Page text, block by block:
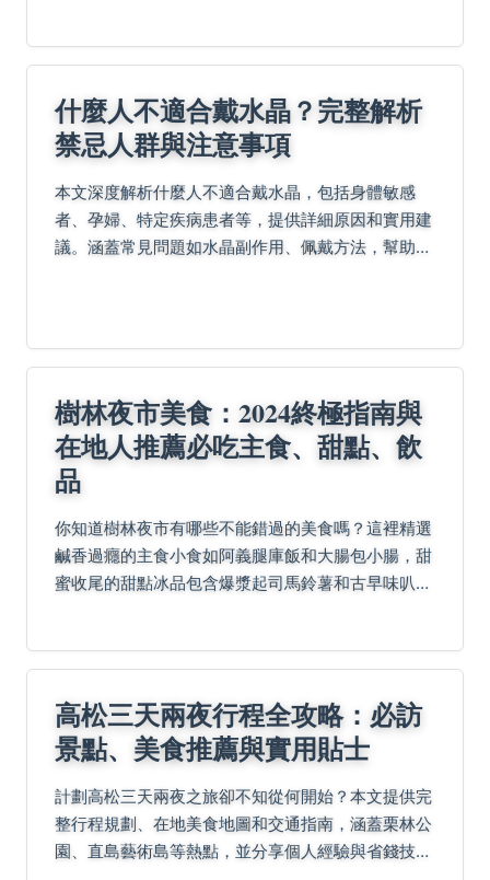
什麼人不適合戴水晶？完整解析
禁忌人群與注意事項
本文深度解析什麼人不適合戴水晶，包括身體敏感
者、孕婦、特定疾病患者等，提供詳細原因和實用建
議。涵蓋常見問題如水晶副作用、佩戴方法，幫助您
樹林夜市美食：2024終極指南與
在地人推薦必吃主食、甜點、飲
品
你知道樹林夜市有哪些不能錯過的美食嗎？這裡精選
鹹香過癮的主食小食如阿義腿庫飯和大腸包小腸，甜
蜜收尾的甜點冰品包含爆漿起司馬鈴薯和古早味叭
吃！
高松三天兩夜行程全攻略：必訪
景點、美食推薦與實用貼士
計劃高松三天兩夜之旅卻不知從何開始？本文提供完
整行程規劃、在地美食地圖和交通指南，涵蓋栗林公
園、直島藝術島等熱點，並分享個人經驗與省錢技